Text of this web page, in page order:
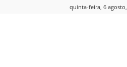
quinta-feira, 6